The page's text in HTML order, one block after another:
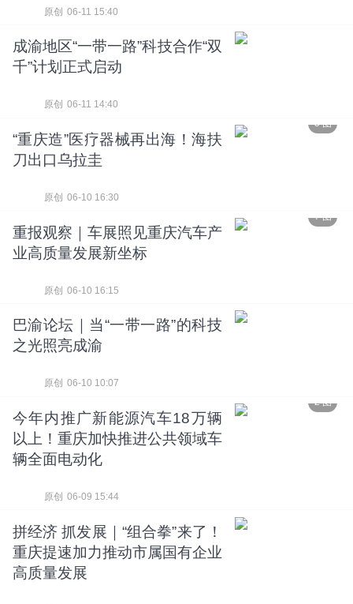
06-11 15:40
原创
成渝地区“一带一路”科技合作“双
千”计划正式启动
06-11 14:40
原创
5 图
“重庆造”医疗器械再出海！海扶
刀出口乌拉圭
06-10 16:30
原创
7 图
重报观察｜车展照见重庆汽车产
业高质量发展新坐标
06-10 16:15
原创
巴渝论坛｜当“一带一路”的科技
之光照亮成渝
06-10 10:07
原创
2 图
今年内推广新能源汽车18万辆
以上！重庆加快推进公共领域车
辆全面电动化
06-09 15:44
原创
拼经济 抓发展｜“组合拳”来了！
重庆提速加力推动市属国有企业
高质量发展